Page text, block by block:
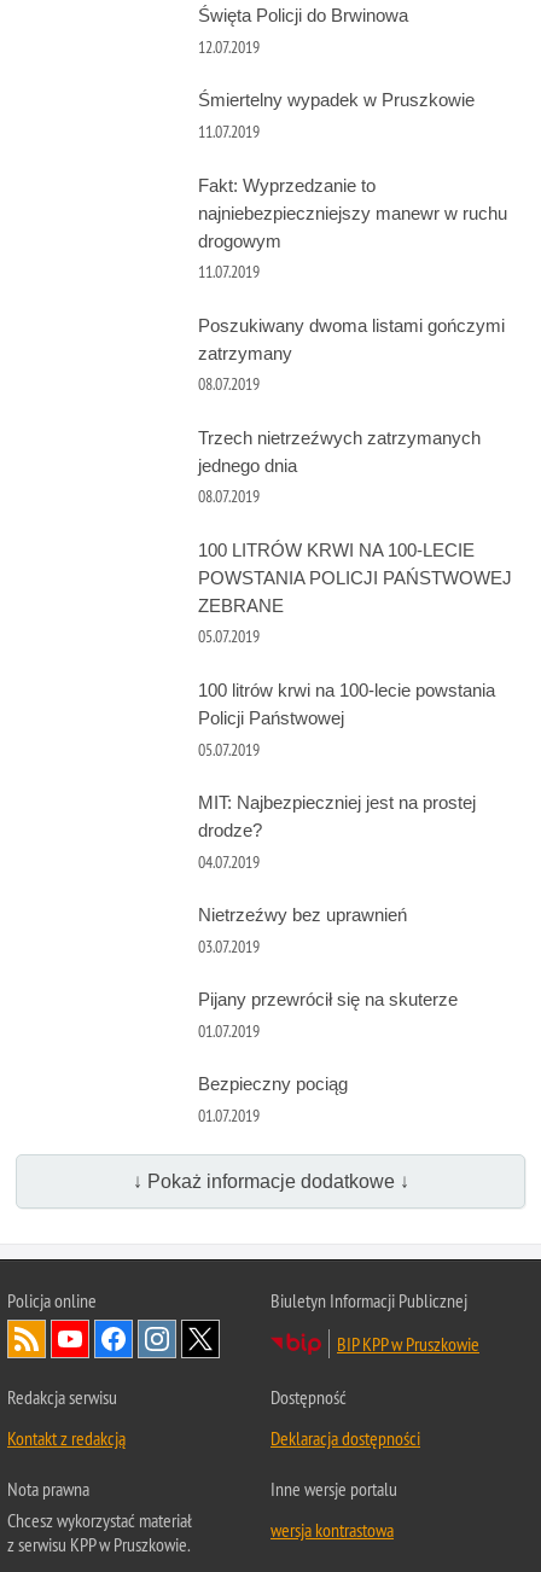
Święta Policji do Brwinowa
12.07.2019
Śmiertelny wypadek w Pruszkowie
11.07.2019
Fakt: Wyprzedzanie to
najniebezpieczniejszy manewr w ruchu
drogowym
11.07.2019
Poszukiwany dwoma listami gończymi
zatrzymany
08.07.2019
Trzech nietrzeźwych zatrzymanych
jednego dnia
08.07.2019
100 LITRÓW KRWI NA 100-LECIE
POWSTANIA POLICJI PAŃSTWOWEJ
ZEBRANE
05.07.2019
100 litrów krwi na 100-lecie powstania
Policji Państwowej
05.07.2019
MIT: Najbezpieczniej jest na prostej
drodze?
04.07.2019
Nietrzeźwy bez uprawnień
03.07.2019
Pijany przewrócił się na skuterze
01.07.2019
Bezpieczny pociąg
01.07.2019
↓ Pokaż informacje dodatkowe ↓
Policja online
Biuletyn Informacji Publicznej
BIP KPP w Pruszkowie
Redakcja serwisu
Kontakt z redakcją
Dostępność
Deklaracja dostępności
Nota prawna
Chcesz wykorzystać materiał
z serwisu KPP w Pruszkowie.
Inne wersje portalu
wersja kontrastowa